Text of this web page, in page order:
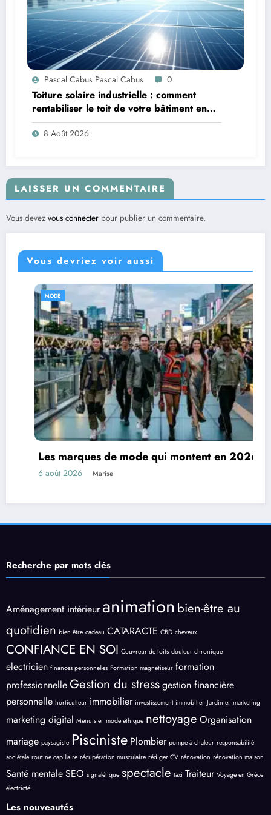
Pascal Cabus Pascal Cabus 0
Toiture solaire industrielle : comment
rentabiliser le toit de votre bâtiment en
2026 ?
8 Août 2026
LAISSER UN COMMENTAIRE
Vous devez vous connecter pour publier un commentaire.
Vous devriez voir aussi
MODE
Les marques de mode qui montent en 2026
6 août 2026 Marise
Recherche par mots clés
Aménagement intérieur animation bien-être au
quotidien bien être cadeau CATARACTE CBD cheveux
CONFIANCE EN SOI Couvreur de toits douleur chronique
electricien finances personnelles Formation magnétiseur formation
professionnelleGestion du stressgestion financière
personnelle horticulteur immobilier investissement immobilier Jardinier marketing
marketing digital Menuisier mode éthique nettoyage Organisation
mariage paysagiste Pisciniste Plombier pompe à chaleur responsabilité
sociétale routine capillaire récupération musculaire rédiger CV rénovation rénovation maison
Santé mentaleSEO signalétique spectacle taxi Traiteur Voyage en Grèce
électricté
Les nouveautés